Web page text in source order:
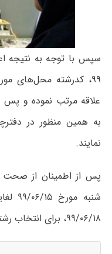
سپس با توجه به نتیجه
۹۹، کدرشته محل‌های
علاقه مرتب نموده و پس
نمایند.
پس از اطمینان از صحت
۹۹/۰۶/۱۸، برای انتخاب رشته اقدام نمایند.